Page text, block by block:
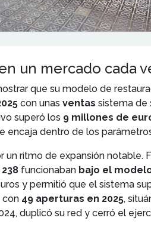
un mercado cada
que su modelo de
con unas ventas sistema de
superó los 9 millones de
encaja dentro de los
un ritmo de expansión notable.
238 funcionaban bajo el
y permitió que el sistema
con 49 aperturas en 2025,
duplicó su red y cerró el